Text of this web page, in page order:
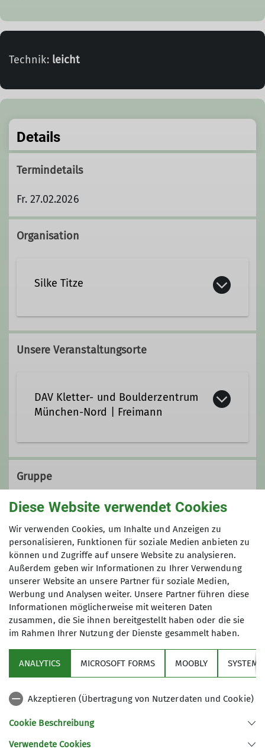
Technik: leicht
Details
Termindetails
Fr. 27.02.2026
Organisation
Silke Titze
silke.titze@dav-
marktschwaben.de
Ämter
Unsere Veranstaltungsorte
DAV Kletter- und Boulderzentrum
München-Nord | Freimann
https://www.kbfreimann.de/
80939 München
Gruppe
Familiengruppe
Für Familien, die gemeinsam draußen
aktiv sein möchten – mit Ausflügen,
Wanderungen und Naturerlebnissen.
Details
Über den Verein
Service
Sektion Markt Schwaben des Deutschen Alpenvereins e.V.
Diese Website verwendet Cookies
Wir verwenden Cookies, um Inhalte und Anzeigen zu
personalisieren, Funktionen für soziale Medien anbieten zu
können und Zugriffe auf unsere Website zu analysieren.
Außerdem geben wir Informationen zu Ihrer Verwendung
unserer Website an unsere Partner für soziale Medien,
Werbung und Analysen weiter. Unsere Partner führen diese
Informationen möglicherweise mit weiteren Daten
zusammen, die Sie ihnen bereitgestellt haben oder die sie
im Rahmen Ihrer Nutzung der Dienste gesammelt haben.
ANALYTICS MICROSOFT FORMS MOOBLY SYSTEM
Akzeptieren (Übertragung von Nutzerdaten und Cookie)
Cookie Beschreibung
Verwendete Cookies